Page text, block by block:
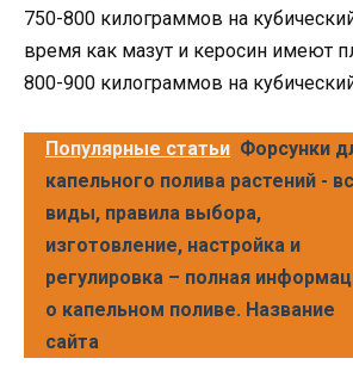
750-800 килограммов на
время как мазут и керосин имеют
800-900 килограммов на
Популярные статьи Форсунки
капельного полива растений -
виды, правила выбора,
изготовление, настройка и
регулировка – полная
о капельном поливе. Название
сайта